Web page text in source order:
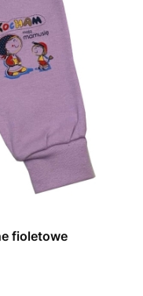
fioletowe